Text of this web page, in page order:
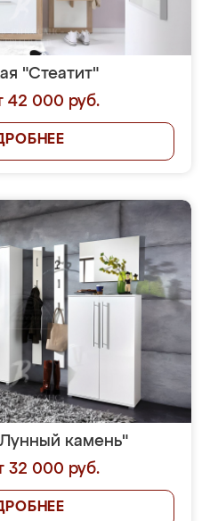
"Стеатит"
42 000 руб.
камень"
32 000 руб.